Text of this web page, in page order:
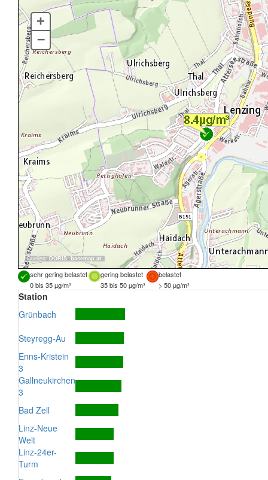
Quellen: DORIS, basemap.at
+
–
sehr gering belastet gering belastet
belastet
0 bis 35 µg/m³
35 bis 50 µg/m³ > 50 µg/m³
Station
Grünbach
Steyregg-Au
Enns-Kristein
3
Gallneukirchen
3
Bad Zell
Linz-Neue
Welt
Linz-24er-
Turm